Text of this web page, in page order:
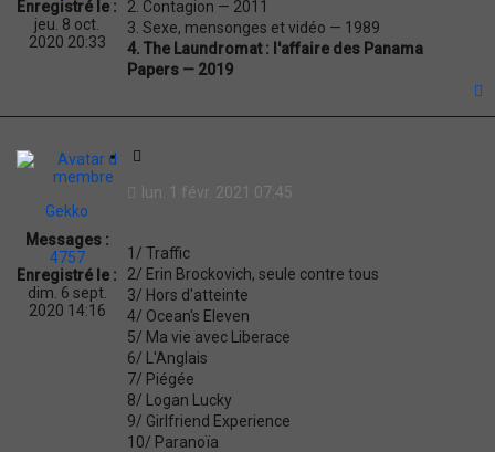
Enregistré le :
jeu. 8 oct.
2020 20:33
o
n
2. Contagion — 2011
3. Sexe, mensonges et vidéo — 1989
4. The Laundromat : l'affaire des Panama
Papers — 2019
Gekko
Messages :
4757
Enregistré le :
dim. 6 sept.
2020 14:16
t
t
i
o
n
lun. 1 févr. 2021 07:45
1/ Traffic
2/ Erin Brockovich, seule contre tous
3/ Hors d'atteinte
4/ Ocean's Eleven
5/ Ma vie avec Liberace
6/ L'Anglais
7/ Piégée
8/ Logan Lucky
9/ Girlfriend Experience
10/ Paranoïa